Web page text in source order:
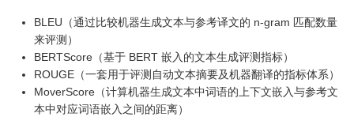
BLEU（通过比较机器生成文本与参考译文的 n-gram 匹配数量
来评测）
BERTScore（基于 BERT 嵌入的文本生成评测指标）
ROUGE（一套用于评测自动文本摘要及机器翻译的指标体系）
MoverScore（计算机器生成文本中词语的上下文嵌入与参考文
本中对应词语嵌入之间的距离）